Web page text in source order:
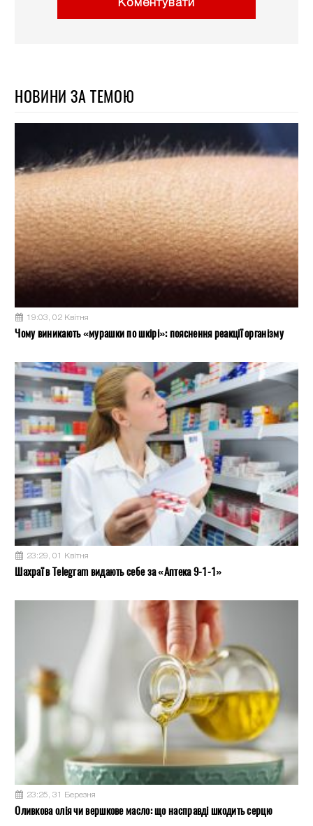
Коментувати
НОВИНИ ЗА ТЕМОЮ
19:03, 02 Квітня
Чому виникають «мурашки по шкірі»: пояснення реакції організму
23:29, 01 Квітня
Шахраї в Telegram видають себе за «Аптека 9-1-1»
23:25, 31 Березня
Оливкова олія чи вершкове масло: що насправді шкодить серцю